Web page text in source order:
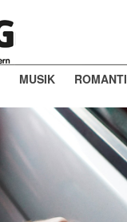
MUSIK